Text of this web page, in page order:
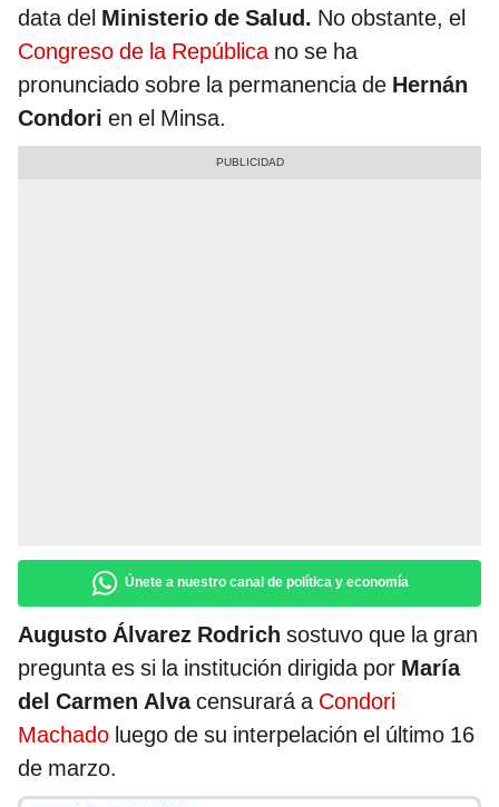
data del Ministerio de Salud. No obstante, el
Congreso de la Repúblicano se ha
pronunciado sobre la permanencia de Hernán
Condori en el Minsa.
Únete a nuestro canal de política y economía
Augusto Álvarez Rodrich sostuvo que la gran
pregunta es si la institución dirigida por María
del Carmen Alvacensurará aCondori
Machado luego de su interpelación el último 16
de marzo.